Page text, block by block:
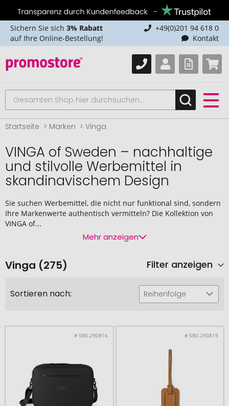
Sichern Sie sich 3% Rabatt
auf Ihre Online-Bestellung!
+49(0)201 94 618 0
Kontakt
Startseite Marken Vinga
VINGA of Sweden – nachhaltige
und stilvolle Werbemittel in
skandinavischem Design
Sie suchen Werbemittel, die nicht nur funktional sind, sondern
Ihre Markenwerte authentisch vermitteln? Die Kollektion von
VINGA of...
Mehr anzeigen
Vinga (275) Filter anzeigen
Sortieren nach: Reihenfolge
# 580.290816 # 580.290819